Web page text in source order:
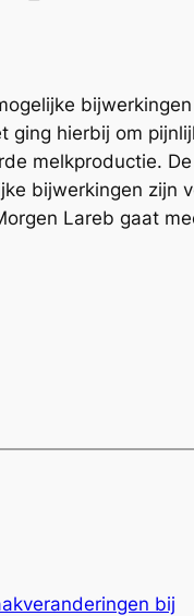
ging hierbij om
melkproductie.
bijwerkingen zijn
Lareb gaat
bij